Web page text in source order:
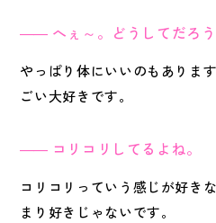
へぇ～。どうしてだろう
やっぱり体にいいのもありま
ごい大好きです。
コリコリしてるよね。
コリコリっていう感じが好き
まり好きじゃないです。